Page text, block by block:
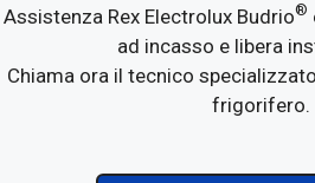
Assistenza Rex Electrolux Budrio®
ad incasso e libera
Chiama ora il tecnico
frigorifero.